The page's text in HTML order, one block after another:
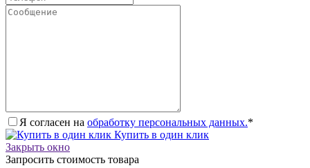
Я согласен на обработку персональных данных.*
Купить в один клик
Закрыть окно
Запросить стоимость товара